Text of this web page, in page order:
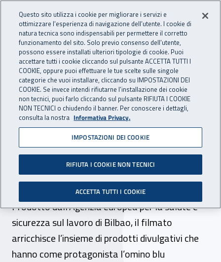
INAIL - Istituto Nazionale
Apri cerca
Navigazione principale
Navigazione - Ti trovi in:
Home Inail comunica News
06 aprile 2020
“STOP alla pandemia”, on
line il nuovo video della
serie Napo
Prodotto dall’Agenzia europea per la salute e
sicurezza sul lavoro di Bilbao, il filmato
arricchisce l’insieme di prodotti divulgativi che
hanno come protagonista l’omino blu
Questo sito utilizza i cookie per migliorare i servizi e
ottimizzare l’esperienza di navigazione dell’utente. I cookie di
natura tecnica sono indispensabili per permettere il corretto
funzionamento del sito. Solo previo consenso dell’utente,
possono essere installati ulteriori tipologie di cookie. Puoi
accettare tutti i cookie cliccando sul pulsante ACCETTA TUTTI I
COOKIE, oppure puoi effettuare le tue scelte sulle singole
categorie che vuoi installare, cliccando su IMPOSTAZIONI DEI
COOKIE. Se invece intendi rifiutarne l’installazione dei cookie
non tecnici, puoi farlo cliccando sul pulsante RIFIUTA I COOKIE
NON TECNICI o chiudendo il banner. Per conoscere i dettagli,
consulta la nostra Informativa Privacy.
IMPOSTAZIONI DEI COOKIE
RIFIUTA I COOKIE NON TECNICI
ACCETTA TUTTI I COOKIE